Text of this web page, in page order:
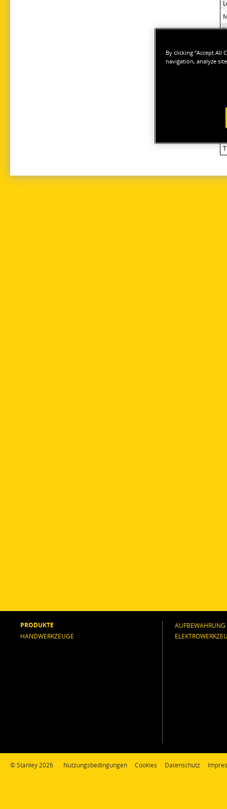
PRODUKTE
HANDWERKZEUGE
AUFBEWAHRUNG
© Stanley 2026 Nutzungsbedingungen Cookies Datenschutz
By clicking “Accept All
navigation, analyze